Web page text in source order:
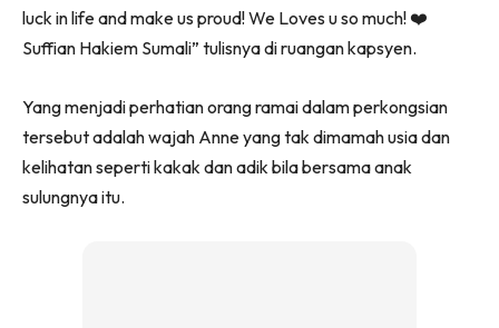
luck in life and make us proud! We Loves u so much! ❤️
Suffian Hakiem Sumali” tulisnya di ruangan kapsyen.
Yang menjadi perhatian orang ramai dalam perkongsian
tersebut adalah wajah Anne yang tak dimamah usia dan
kelihatan seperti kakak dan adik bila bersama anak
sulungnya itu.